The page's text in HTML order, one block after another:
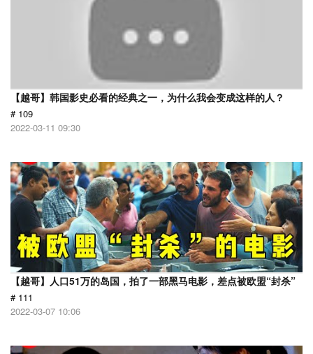
【越哥】韩国影史必看的经典之一，为什么我会变成这样的人？
# 109
2022-03-11 09:30
【越哥】人口51万的岛国，拍了一部黑马电影，差点被欧盟“封杀”
# 111
2022-03-07 10:06